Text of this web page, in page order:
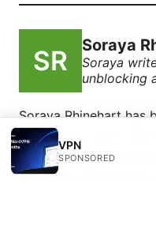
Soraya
Soraya
unblocking
Soraya Rhinehart has
technology since
streaming geo-
firmware. Approaches
VPN
SPONSORED